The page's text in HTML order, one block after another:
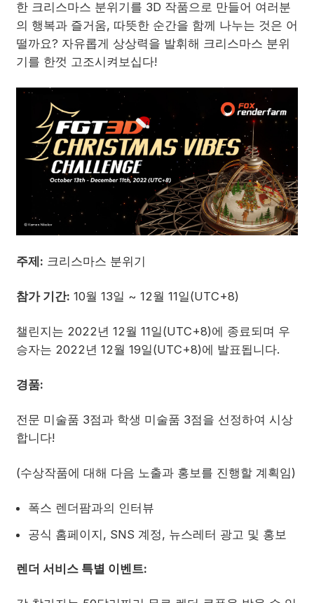
한 크리스마스 분위기를 3D 작품으로 만들어 여러분
의 행복과 즐거움, 따뜻한 순간을 함께 나누는 것은 어
떨까요? 자유롭게 상상력을 발휘해 크리스마스 분위
기를 한껏 고조시켜보십다!
주제: 크리스마스 분위기
참가 기간: 10월 13일 ~ 12월 11일(UTC+8)
챌린지는 2022년 12월 11일(UTC+8)에 종료되며 우
승자는 2022년 12월 19일(UTC+8)에 발표됩니다.
경품:
전문 미술품 3점과 학생 미술품 3점을 선정하여 시상
합니다!
(수상작품에 대해 다음 노출과 홍보를 진행할 계획임)
폭스 렌더팜과의 인터뷰
공식 홈페이지, SNS 계정, 뉴스레터 광고 및 홍보
렌더 서비스 특별 이벤트: